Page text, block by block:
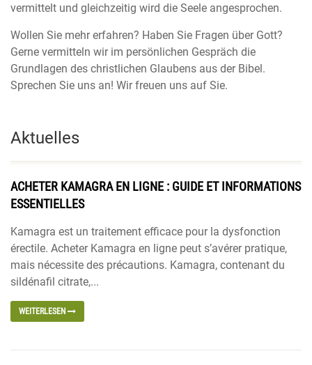
vermittelt und gleichzeitig wird die Seele angesprochen.
Wollen Sie mehr erfahren? Haben Sie Fragen über Gott?
Gerne vermitteln wir im persönlichen Gespräch die
Grundlagen des christlichen Glaubens aus der Bibel.
Sprechen Sie uns an! Wir freuen uns auf Sie.
Aktuelles
ACHETER KAMAGRA EN LIGNE : GUIDE ET INFORMATIONS
ESSENTIELLES
Kamagra est un traitement efficace pour la dysfonction
érectile. Acheter Kamagra en ligne peut s’avérer pratique,
mais nécessite des précautions. Kamagra, contenant du
sildénafil citrate,...
WEITERLESEN